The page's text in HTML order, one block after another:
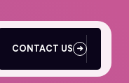
CONTACT US